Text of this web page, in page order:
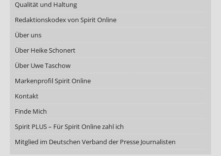
Qualität und Haltung
Redaktionskodex von Spirit Online
Über uns
Über Heike Schonert
Über Uwe Taschow
Markenprofil Spirit Online
Kontakt
Finde Mich
Spirit PLUS – Für Spirit Online zahl ich
Mitglied im Deutschen Verband der Presse Journalisten